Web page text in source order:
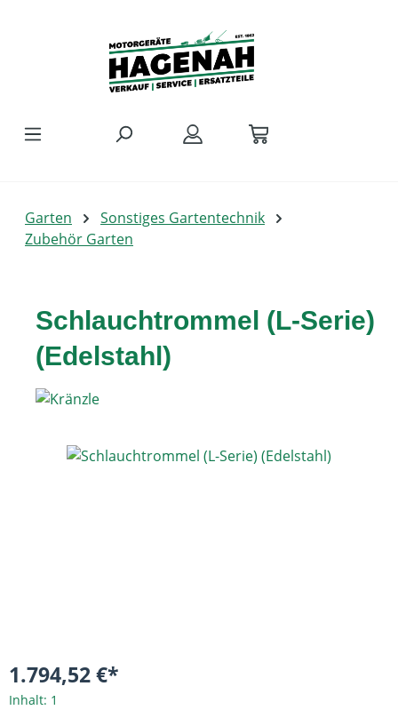
Garten
Sonstiges Gartentechnik
Zubehör Garten
Schlauchtrommel (L-Serie)
(Edelstahl)
Bildergalerie überspringen
1.794,52 €*
Inhalt: 1